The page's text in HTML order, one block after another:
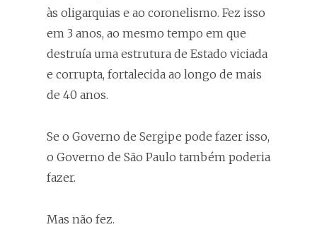
às oligarquias e ao coronelismo. Fez isso
em 3 anos, ao mesmo tempo em que
destruía uma estrutura de Estado viciada
e corrupta, fortalecida ao longo de mais
de 40 anos.
Se o Governo de Sergipe pode fazer isso,
o Governo de São Paulo também poderia
fazer.
Mas não fez.